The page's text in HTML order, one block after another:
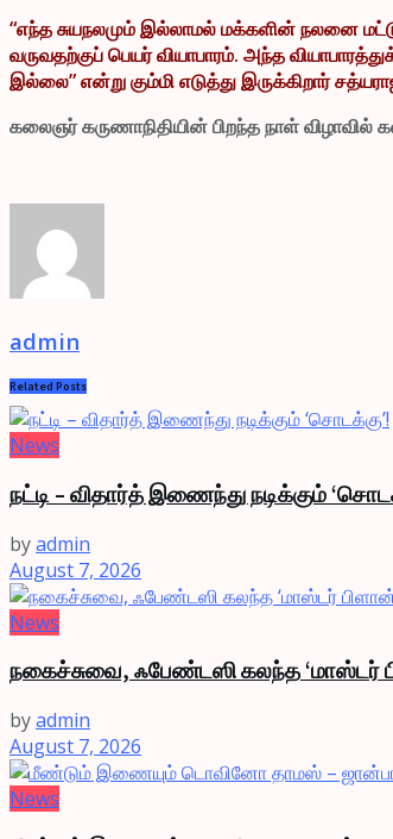
“எந்த சுயநலமும் இல்லாமல் மக்களின் நலனை
வருவதற்குப் பெயர் வியாபாரம். அந்த
இல்லை” என்று கும்மி எடுத்து இருக்கிறார்
கலைஞர் கருணாநிதியின் பிறந்த நாள் விழாவில்
admin
Related Posts
News
நட்டி – விதார்த் இணைந்து நடிக்கும்
byadmin
August 7, 2026
News
நகைச்சுவை, ஃபேண்டஸி கலந்த ‘மாஸ்டர்
byadmin
August 7, 2026
News